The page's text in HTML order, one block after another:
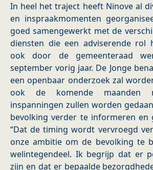
In heel het traject heeft Ninove al
en inspraakmomenten
goed samengewerkt met de
diensten die een adviserende rol
ook door de gemeenteraad
september vorig jaar. De Jonge
een openbaar onderzoek zal
ook de komende maanden
inspanningen zullen worden
bevolking verder te informeren en
“Dat de timing wordt vervroegd
onze ambitie om de bevolking te
welintegendeel. Ik begrijp dat er
zijn en dat er bepaalde